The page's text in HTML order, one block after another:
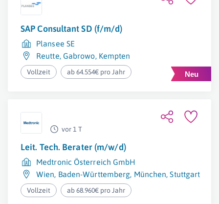
SAP Consultant SD (f/m/d)
Plansee SE
Reutte, Gabrowo, Kempten
Vollzeit ab 64.554€ pro Jahr
vor 1 T
Leit. Tech. Berater (m/w/d)
Medtronic Österreich GmbH
Wien, Baden-Württemberg, München,Stuttgart
Vollzeit ab 68.960€ pro Jahr